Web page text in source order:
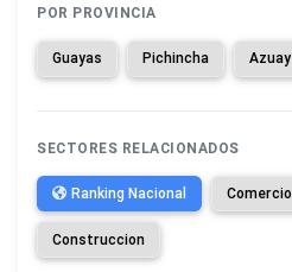
POR PROVINCIA
Guayas Pichincha Azuay
SECTORES RELACIONADOS
Ranking Nacional Comercio
Construccion